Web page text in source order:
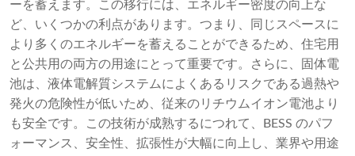
ーを蓄えます。この移行には、エネルギー密度の向上な
ど、いくつかの利点があります。つまり、同じスペースに
より多くのエネルギーを蓄えることができるため、住宅用
と公共用の両方の用途にとって重要です。さらに、固体電
池は、液体電解質システムによくあるリスクである過熱や
発火の危険性が低いため、従来のリチウムイオン電池より
も安全です。この技術が成熟するにつれて、BESS のパフ
ォーマンス、安全性、拡張性が大幅に向上し、業界や用途